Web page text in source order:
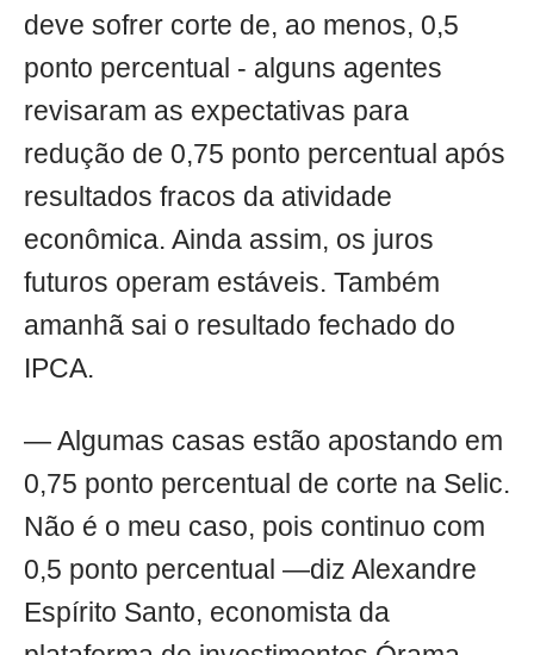
deve sofrer corte de, ao menos, 0,5
ponto percentual - alguns agentes
revisaram as expectativas para
redução de 0,75 ponto percentual após
resultados fracos da atividade
econômica. Ainda assim, os juros
futuros operam estáveis. Também
amanhã sai o resultado fechado do
IPCA.
— Algumas casas estão apostando em
0,75 ponto percentual de corte na Selic.
Não é o meu caso, pois continuo com
0,5 ponto percentual —diz Alexandre
Espírito Santo, economista da